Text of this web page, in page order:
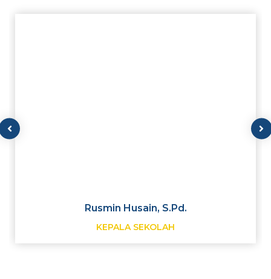
Rusmin Husain, S.Pd.
KEPALA SEKOLAH